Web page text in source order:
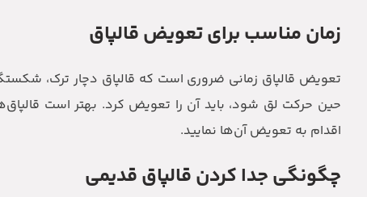
زمان مناسب برای تعویض قالپاق
تعویض قالپاق زمانی ضروری است که قالپاق دچار ترک،
حین حرکت لق شود، باید آن را تعویض کرد. بهتر است
اقدام به تعویض آن‌ها نمایید.
چگونگی جدا کردن قالپاق قدیمی